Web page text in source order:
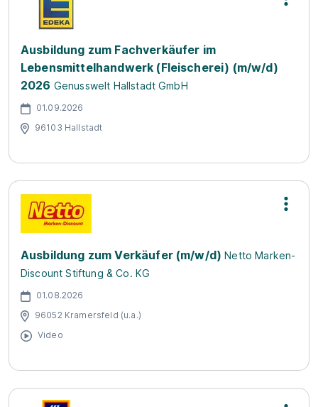
Ausbildung zum Fachverkäufer im
Lebensmittelhandwerk (Fleischerei) (m/w/d)
2026 Genusswelt Hallstadt GmbH
01.09.2026
96103 Hallstadt
Ausbildung zum Verkäufer (m/w/d) Netto Marken-
Discount Stiftung & Co. KG
01.08.2026
96052 Kramersfeld (u.a.)
Video